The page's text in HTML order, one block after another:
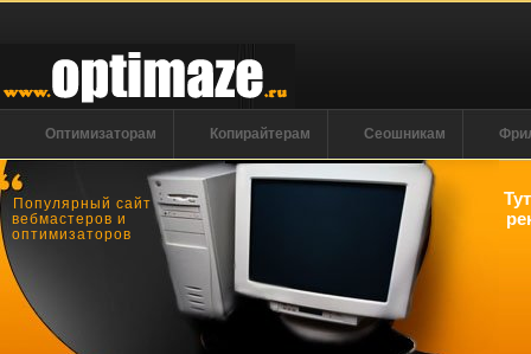
Оптимизаторам Копирайтерам Сеошникам
Популярный сайт
вебмастеров и
оптимизаторов